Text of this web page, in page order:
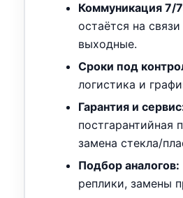
Коммуникация 7/
остаётся на
выходные.
Сроки под
логистика и
Гарантия и
постгарантийная
замена стекла/
Подбор аналогов:
реплики, замены